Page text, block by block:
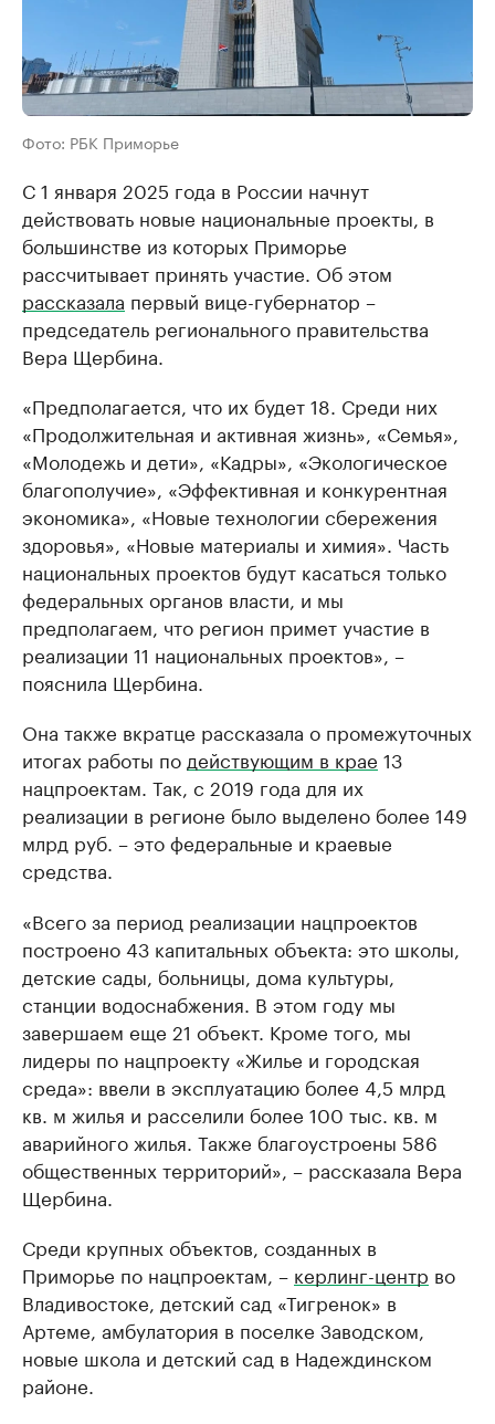
Фото: РБК Приморье
С 1 января 2025 года в России начнут
действовать новые национальные проекты, в
большинстве из которых Приморье
рассчитывает принять участие. Об этом
рассказала первый вице-губернатор –
председатель регионального правительства
Вера Щербина.
«Предполагается, что их будет 18. Среди них
«Продолжительная и активная жизнь», «Семья»,
«Молодежь и дети», «Кадры», «Экологическое
благополучие», «Эффективная и конкурентная
экономика», «Новые технологии сбережения
здоровья», «Новые материалы и химия». Часть
национальных проектов будут касаться только
федеральных органов власти, и мы
предполагаем, что регион примет участие в
реализации 11 национальных проектов», –
пояснила Щербина.
Она также вкратце рассказала о промежуточных
итогах работы по действующим в крае 13
нацпроектам. Так, с 2019 года для их
реализации в регионе было выделено более 149
млрд руб. – это федеральные и краевые
средства.
«Всего за период реализации нацпроектов
построено 43 капитальных объекта: это школы,
детские сады, больницы, дома культуры,
станции водоснабжения. В этом году мы
завершаем еще 21 объект. Кроме того, мы
лидеры по нацпроекту «Жилье и городская
среда»: ввели в эксплуатацию более 4,5 млрд
кв. м жилья и расселили более 100 тыс. кв. м
аварийного жилья. Также благоустроены 586
общественных территорий», – рассказала Вера
Щербина.
Среди крупных объектов, созданных в
Приморье по нацпроектам, – керлинг-центр во
Владивостоке, детский сад «Тигренок» в
Артеме, амбулатория в поселке Заводском,
новые школа и детский сад в Надеждинском
районе.